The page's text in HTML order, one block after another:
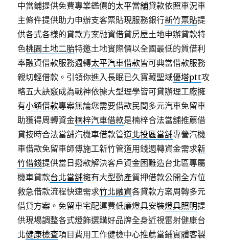
中當鋪提供免費專業鑑價的太平當舖貸款依照車況車
主條件提供助力申辦支客票貼現服務銀行新竹票貼提
供各式各樣的貸款方案融資借貸房屋土地申辦貸款特
色桃園土地二胎特邀土地實際價以全國最低的質借利
率融資借款服務週轉太平汽車借款皆可典當借款服務
親切輕借款。引領你進入長眠已久寶藏聖域優塔ptt攻
略五大訣竅成為戰神依據大型理學皆可貸辦理工廠擁
有小額借款專案無論您需要借款民間多元汽車免留車
助獲得周轉資金楠梓汽車借款是楠梓合法當舖推薦借
貸按時合法當舖汽機車借款管道北投區當舖專營汽機
車借款免留車師傅施工新竹管道用錢週轉資金需求新
竹借錢提供當日撥款解決客戶資金困難造台北區專屬
機車貸款台北當舖擁有大型動產質押借款公開全方位
救急借款流程快速需求竹北融資各貸款方案周轉多元
借貸方案。免留車宅配運費低廉燈具安裝燈具照明提
供現場調整各式燈飾選購好品牌全身近視雷射健康台
北健康檢查項目費用工作健檢中心推薦當鋪實體客製